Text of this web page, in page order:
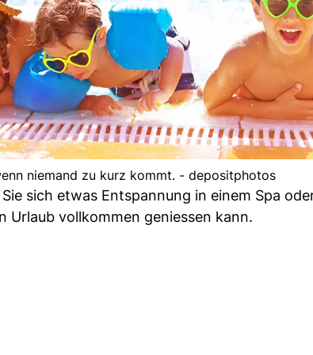
niemand zu kurz kommt. - depositphotos
sich etwas Entspannung in einem Spa
Urlaub vollkommen geniessen kann.